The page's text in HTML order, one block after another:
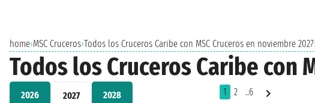
home›MSC Cruceros›Todos los Cruceros Caribe con MSC Cruceros en noviembre 2027
Todos los Cruceros Caribe con
2026 2027 2028 1 2 ..6